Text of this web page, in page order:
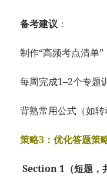
备考建议 ：
制作“高频考点清单
每周完成1–2个专题
背熟常用公式（如转
策略3：优化答题
Section 1（短题，